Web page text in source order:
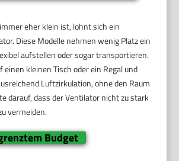
eher klein ist, lohnt sich ein
Diese Modelle nehmen wenig Platz ein
aufstellen oder sogar transportieren.
einen kleinen Tisch oder ein Regal und
Luftzirkulation, ohne den Raum
darauf, dass der Ventilator nicht zu stark
vermeiden.
Budget